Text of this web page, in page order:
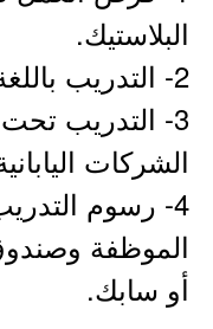
البلاستيك.
2- التدريب باللغة الإنجليزية.
3- التدريب
الشركات
4- رسوم
الموظفة
أو سابك.